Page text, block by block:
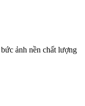
ảnh nền chất lượng